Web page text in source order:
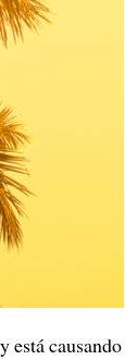
está causando